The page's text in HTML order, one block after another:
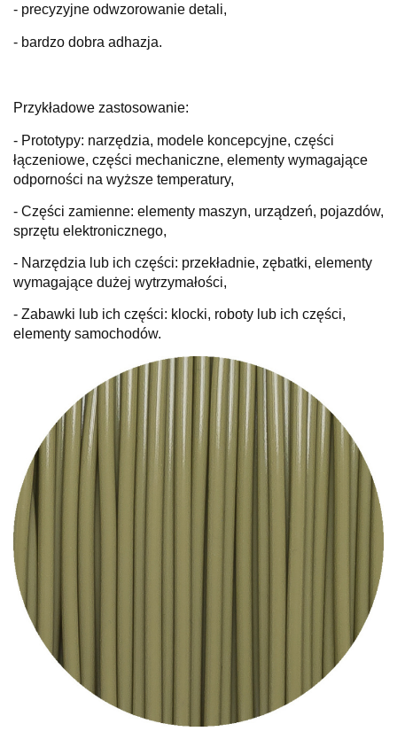
- precyzyjne odwzorowanie detali,
- bardzo dobra adhazja.
Przykładowe zastosowanie:
- Prototypy: narzędzia, modele koncepcyjne, części
łączeniowe, części mechaniczne, elementy wymagające
odporności na wyższe temperatury,
- Części zamienne: elementy maszyn, urządzeń, pojazdów,
sprzętu elektronicznego,
- Narzędzia lub ich części: przekładnie, zębatki, elementy
wymagające dużej wytrzymałości,
- Zabawki lub ich części: klocki, roboty lub ich części,
elementy samochodów.